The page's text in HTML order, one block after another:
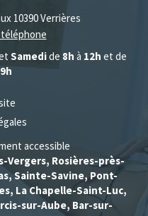
10390Verrières
Samedide 8h à 12h et de
accessible
Vergers, Rosières-près-
Sainte-Savine, Pont-
La Chapelle-Saint-Luc,
sur-Aube, Bar-sur-